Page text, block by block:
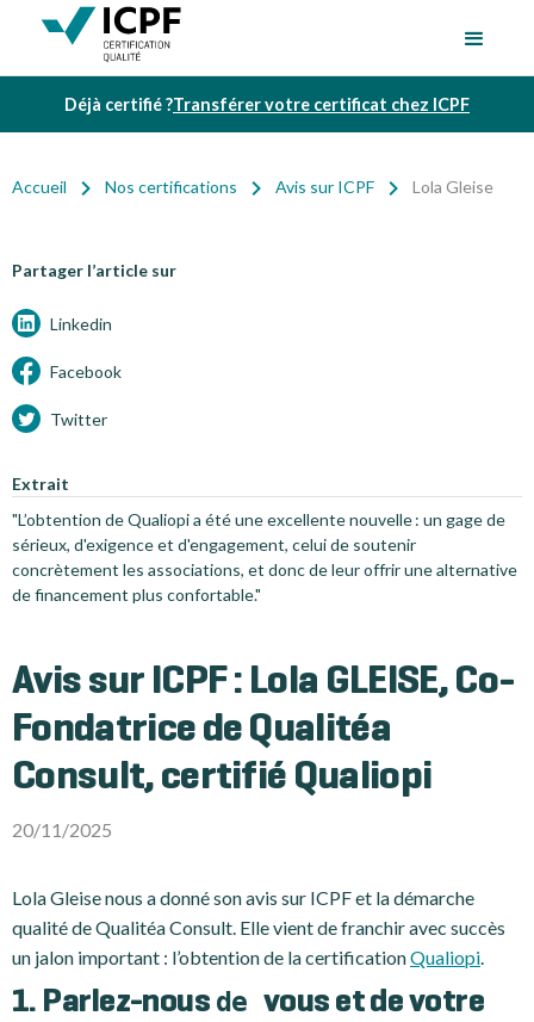
Déjà certifié ?Transférer votre certificat chez ICPF
Accueil Nos certifications Avis sur ICPF Lola Gleise
Avis sur ICPF : Lola GLEISE, Co-
Fondatrice de Qualitéa
Consult, certifié Qualiopi
20/11/2025
Lola Gleise nous a donné son avis sur ICPF et la démarche
qualité de Qualitéa Consult. Elle vient de franchir avec succès
un jalon important : l’obtention de la certificationQualiopi.
1. Parlez-nous de vous et de votre
Partager l’article sur
Linkedin
Facebook
Twitter
Extrait
"L’obtention de Qualiopi a été une excellente nouvelle : un gage de
sérieux, d'exigence et d'engagement, celui de soutenir
concrètement les associations, et donc de leur offrir une alternative
de financement plus confortable."